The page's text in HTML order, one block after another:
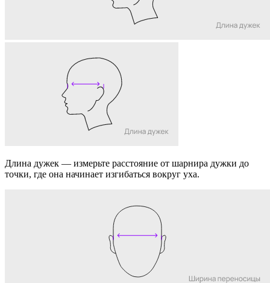
Длина дужек — измерьте расстояние от шарнира дужки до
точки, где она начинает изгибаться вокруг уха.